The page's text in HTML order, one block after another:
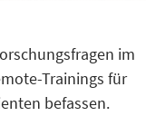
im
Trainings für
befassen.